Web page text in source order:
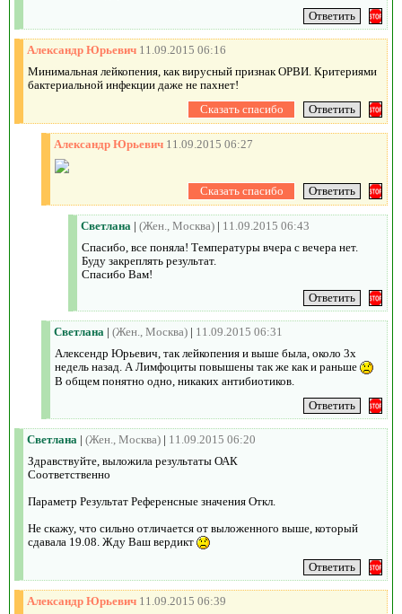
Александр Юрьевич 11.09.2015 06:16
Минимальная лейкопения, как вирусный признак ОРВИ. Критериями
бактериальной инфекции даже не пахнет!
Александр Юрьевич 11.09.2015 06:27
Светлана | (Жен., Москва) | 11.09.2015 06:43
Спасибо, все поняла! Температуры вчера с вечера нет.
Буду закреплять результат.
Спасибо Вам!
Светлана | (Жен., Москва) | 11.09.2015 06:31
Алексендр Юрьевич, так лейкопения и выше была, около 3х
недель назад. А Лимфоциты повышены так же как и раньше
В общем понятно одно, никаких антибиотиков.
Светлана | (Жен., Москва) | 11.09.2015 06:20
Здравствуйте, выложила результаты ОАК
Соответственно
Параметр Результат Референсные значения Откл.
Не скажу, что сильно отличается от выложенного выше, который
сдавала 19.08. Жду Ваш вердикт
Александр Юрьевич 11.09.2015 06:39